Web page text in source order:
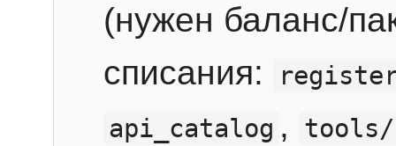
(нужен баланс/
списания:
api_catalog ,